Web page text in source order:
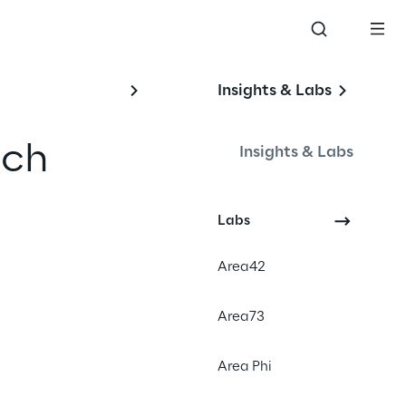
Insights & Labs
Insights & Labs
Labs
Area42
Area73
Area Phi
PharmaceuticalSecurity